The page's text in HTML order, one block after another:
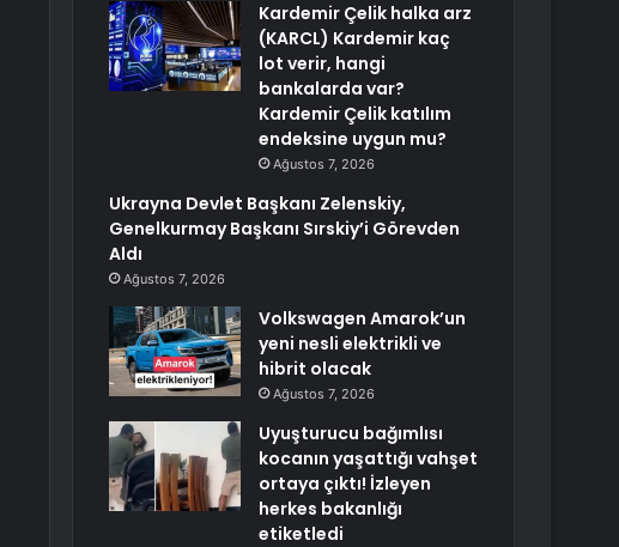
Kardemir Çelik halka arz
(KARCL) Kardemir kaç
lot verir, hangi
bankalarda var?
Kardemir Çelik katılım
endeksine uygun mu?
Ağustos 7, 2026
Ukrayna Devlet Başkanı Zelenskiy,
Genelkurmay Başkanı Sırskiy’i Görevden
Aldı
Ağustos 7, 2026
Volkswagen Amarok’un
yeni nesli elektrikli ve
hibrit olacak
Ağustos 7, 2026
Uyuşturucu bağımlısı
kocanın yaşattığı vahşet
ortaya çıktı! İzleyen
herkes bakanlığı
etiketledi